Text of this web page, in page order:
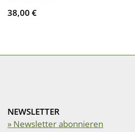
38,00 €
NEWSLETTER
» Newsletter abonnieren